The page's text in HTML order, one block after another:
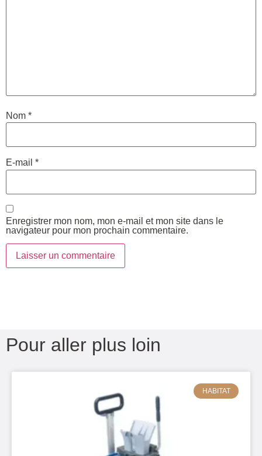
Nom *
E-mail *
Enregistrer mon nom, mon e-mail et mon site dans le
navigateur pour mon prochain commentaire.
Pour aller plus loin
HABITAT